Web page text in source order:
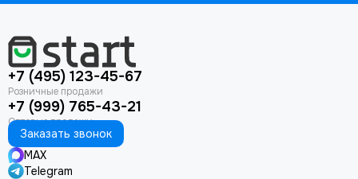
+7 (495) 123-45-67
+7 (999) 765-43-21
Заказать звонок
MAX
Telegram